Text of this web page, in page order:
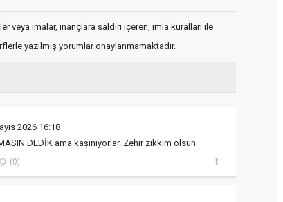
veya imalar, inançlara saldırı içeren, imla kuralları ile
yazılmış yorumlar onaylanmamaktadır.
2026 16:18
DEDİK ama kaşınıyorlar. Zehir zıkkım olsun
(0)